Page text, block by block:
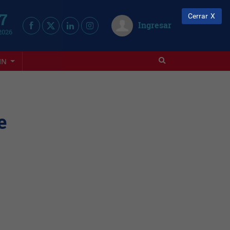
Ingresar
Cerrar